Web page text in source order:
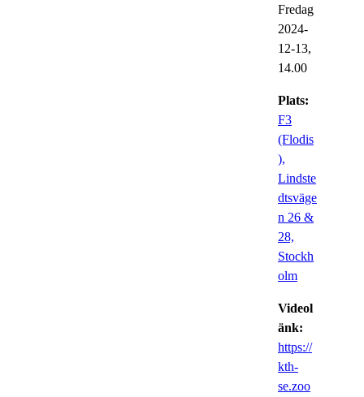
Fredag
2024-
12-13,
14.00
Plats:
F3
(Flodis
),
Lindste
dtsväge
n 26 &
28,
Stockh
olm
Videol
änk:
https://
kth-
se.zoo